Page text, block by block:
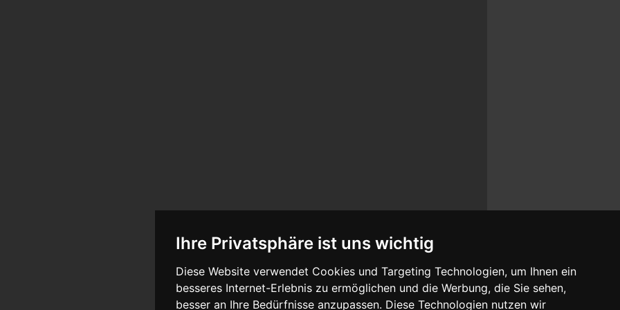
Ihre Privatsphäre ist uns wichtig
Diese Website verwendet Cookies und Targeting Technologien, um Ihnen ein
besseres Internet-Erlebnis zu ermöglichen und die Werbung, die Sie sehen,
besser an Ihre Bedürfnisse anzupassen. Diese Technologien nutzen wir